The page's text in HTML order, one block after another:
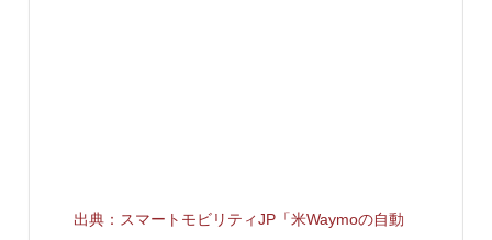
出典：スマートモビリティJP「米Waymoの自動